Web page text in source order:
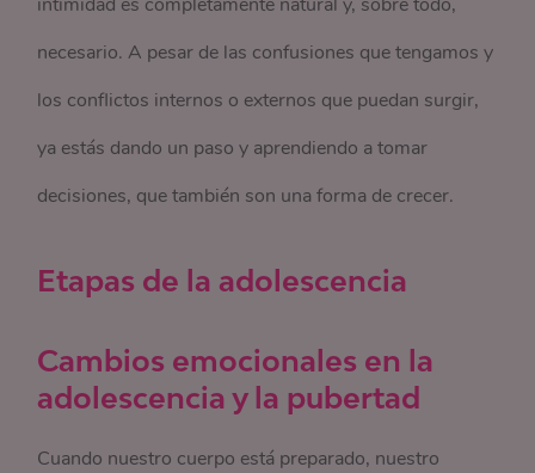
necesario. A pesar de las confusiones que tengamos y
los conflictos internos o externos que puedan surgir,
ya estás dando un paso y aprendiendo a tomar
decisiones, que también son una forma de crecer.
Etapas de la adolescencia
Cambios emocionales en la
adolescencia y la pubertad
Cuando nuestro cuerpo está preparado, nuestro